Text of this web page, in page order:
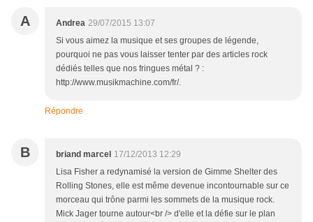
A Andrea 29/07/2015 13:07
Si vous aimez la musique et ses groupes de légende,
pourquoi ne pas vous laisser tenter par des articles rock
dédiés telles que nos fringues métal ? :
http://www.musikmachine.com/fr/.
Répondre
B briand marcel 17/12/2013 12:29
Lisa Fisher a redynamisé la version de Gimme Shelter des
Rolling Stones, elle est même devenue incontournable sur ce
morceau qui trône parmi les sommets de la musique rock.
Mick Jager tourne autour<br /> d'elle et la défie sur le plan